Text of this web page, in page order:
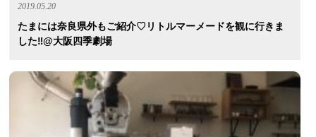
2019.05.20
たまには奈良県外もご紹介♡リトルマーメードを観に行きま
した‼︎@大阪四季劇場